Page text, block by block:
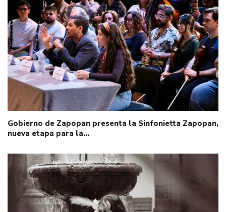
Gobierno de Zapopan presenta la Sinfonietta Zapopan,
nueva etapa para la…